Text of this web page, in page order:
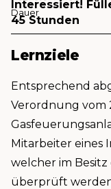
Interessiert!
Dauer
45 Stunden
Lernziele
Entsprechend
Verordnung vom
Mitarbeiter eines
welcher im Besitz
überprüft